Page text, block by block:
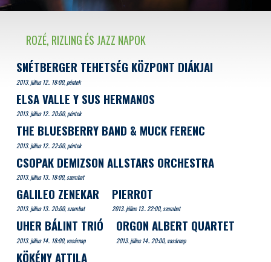
ROZÉ, RIZLING ÉS JAZZ NAPOK
SNÉTBERGER TEHETSÉG KÖZPONT DIÁKJAI
2013. július 12.. 18:00, péntek
ELSA VALLE Y SUS HERMANOS
2013. július 12.. 20:00, péntek
THE BLUESBERRY BAND & MUCK FERENC
2013. július 12.. 22:00, péntek
CSOPAK DEMIZSON ALLSTARS ORCHESTRA
2013. július 13.. 18:00, szombat
GALILEO ZENEKAR
2013. július 13.. 20:00, szombat
PIERROT
2013. július 13.. 22:00, szombat
UHER BÁLINT TRIÓ
2013. július 14.. 18:00, vasárnap
ORGON ALBERT QUARTET
2013. július 14.. 20:00, vasárnap
KÖKÉNY ATTILA